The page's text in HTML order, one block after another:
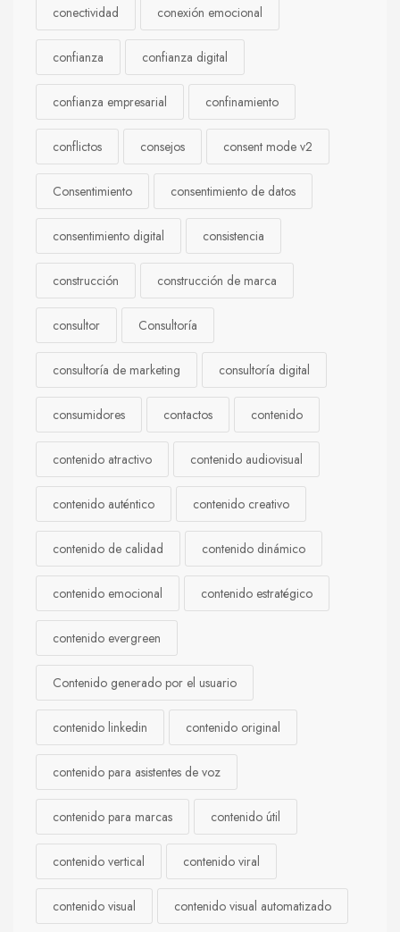
conectividad conexión emocional
confianza confianza digital
confianza empresarial confinamiento
conflictos consejos consent mode v2
Consentimiento consentimiento de datos
consentimiento digital consistencia
construcción construcción de marca
consultor Consultoría
consultoría de marketing consultoría digital
consumidores contactos contenido
contenido atractivo contenido audiovisual
contenido auténtico contenido creativo
contenido de calidad contenido dinámico
contenido emocional contenido estratégico
contenido evergreen
Contenido generado por el usuario
contenido linkedin contenido original
contenido para asistentes de voz
contenido para marcas contenido útil
contenido vertical contenido viral
contenido visual contenido visual automatizado